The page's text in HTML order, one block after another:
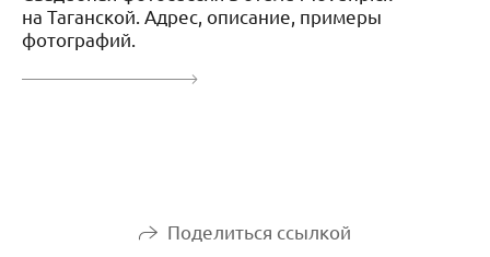
на Таганской. Адрес, описание, примеры
фотографий.
Поделиться ссылкой